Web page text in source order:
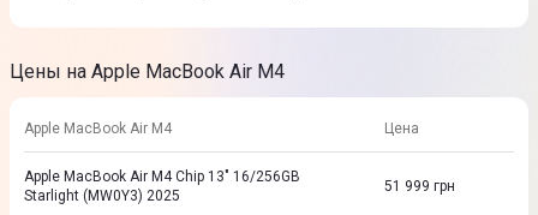
Цены на Apple MacBook Air M4
Apple MacBook Air M4 Цена
Apple MacBook Air M4 Chip 13" 16/256GB
Starlight (MW0Y3) 2025
51 999 грн